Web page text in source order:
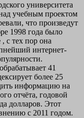
университета
учебным проектом
что произведут
1998 года было
, с тех пор она
интернет-
41
более 25
информацию на
отчёта, годовой
долларов. Этот
с 2011 годом.